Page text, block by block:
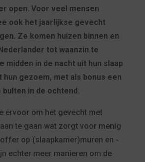
open. Voor veel mensen
ook het jaarlijkse gevecht
Ze komen huizen binnen en
tot waanzin te
midden in de nacht uit hun slaap
hun gezoem, met als bonus een
bulten in de ochtend.
ervoor om het gevecht met
te gaan wat zorgt voor menig
op (slaapkamer)muren en -
echter meer manieren om de